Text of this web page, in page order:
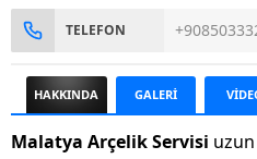
TELEFON
HAKKINDA GALERİ
Malatya Arçelik Servisi